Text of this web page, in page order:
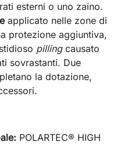
esterni o uno zaino.
applicato nelle zone di
protezione aggiuntiva,
pillingcausato
sovrastanti. Due
la dotazione,
POLARTEC® HIGH